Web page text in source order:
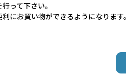
って下さい。
にお買い物ができるようになります。